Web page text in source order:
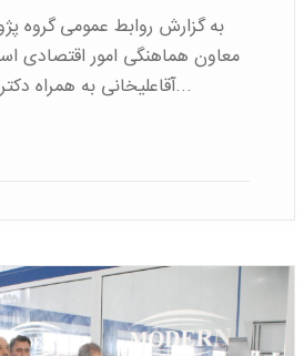
به گزارش روابط عمومی
معاون هماهنگی امور اقتصادی
آقاعلیخانی به همراه دکتر بیاتی نماینده مردم…